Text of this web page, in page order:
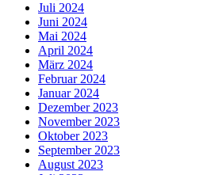
Juli 2024
Juni 2024
Mai 2024
April 2024
März 2024
Februar 2024
Januar 2024
Dezember 2023
November 2023
Oktober 2023
September 2023
August 2023